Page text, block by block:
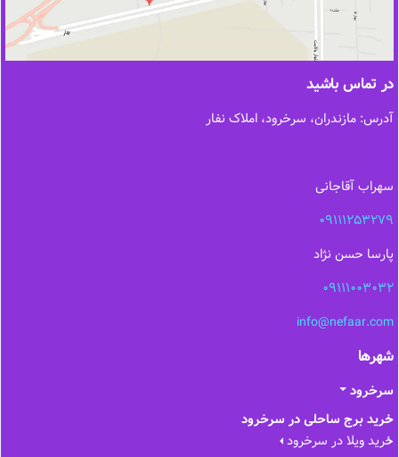
در تماس باشید
آدرس: مازندران، سرخرود، املاک نفار
سهراب آقاجانی
09111253279
پارسا حسن نژاد
09111003032
info@nefaar.com
شهرها
سرخرود
خرید برج ساحلی در سرخرود
خرید ویلا در سرخرود